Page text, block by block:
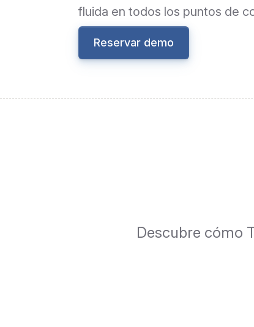
fluida en todos los puntos de
Reservar demo
Descubre cómo